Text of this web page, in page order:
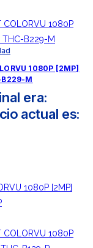
1080P [2MP]
B229-M
era:
actual es: